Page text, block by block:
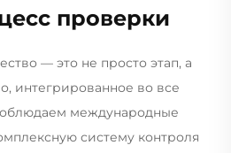
проверки
— это не просто этап, а
интегрированное во все
международные
систему контроля